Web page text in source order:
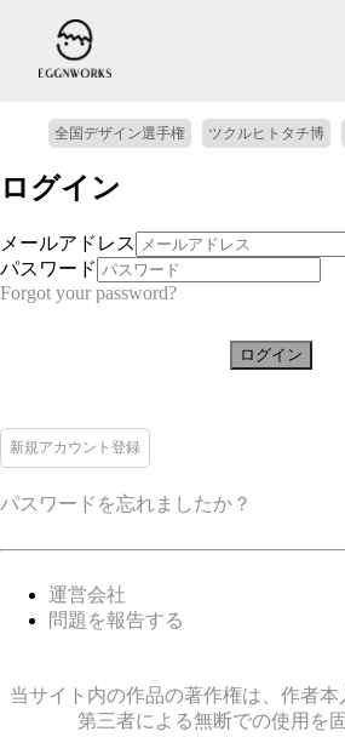
全国デザイン選手権 ツクルヒトタチ博
ログイン
メールアドレス
パスワード
Forgot your password?
ログイン
新規アカウント登録
パスワードを忘れましたか？
運営会社
問題を報告する
当サイト内の作品の著作権は、作者本
第三者による無断での使用を